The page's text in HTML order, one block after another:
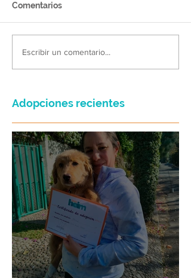
Comentarios
Escribir un comentario...
Adopciones recientes